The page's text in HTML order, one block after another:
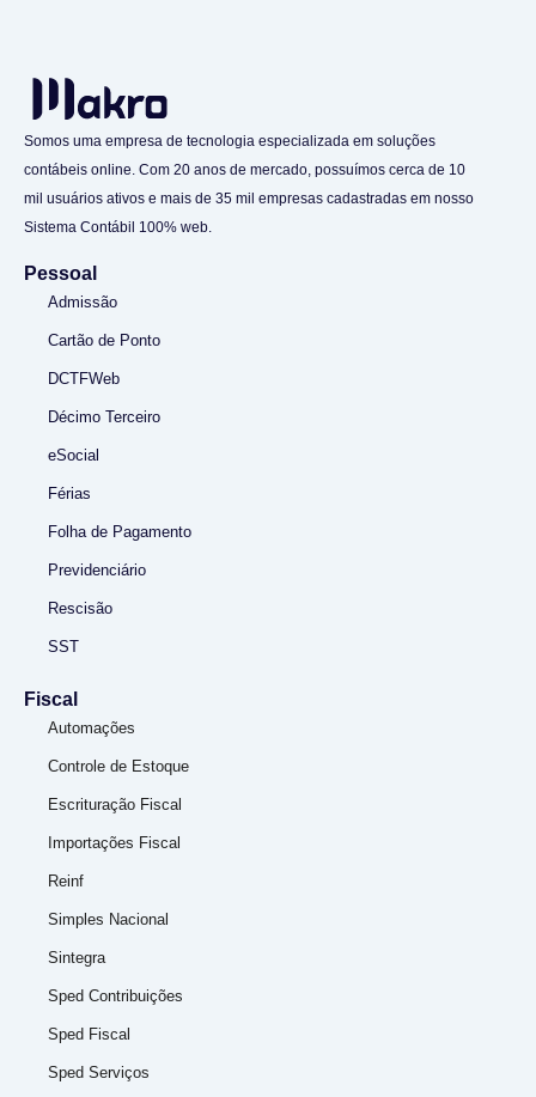
Somos uma empresa de tecnologia especializada em soluções
contábeis online. Com 20 anos de mercado, possuímos cerca de 10
mil usuários ativos e mais de 35 mil empresas cadastradas em nosso
Sistema Contábil 100% web.
Pessoal
Admissão
Cartão de Ponto
DCTFWeb
Décimo Terceiro
eSocial
Férias
Folha de Pagamento
Previdenciário
Rescisão
SST
Fiscal
Automações
Controle de Estoque
Escrituração Fiscal
Importações Fiscal
Reinf
Simples Nacional
Sintegra
Sped Contribuições
Sped Fiscal
Sped Serviços